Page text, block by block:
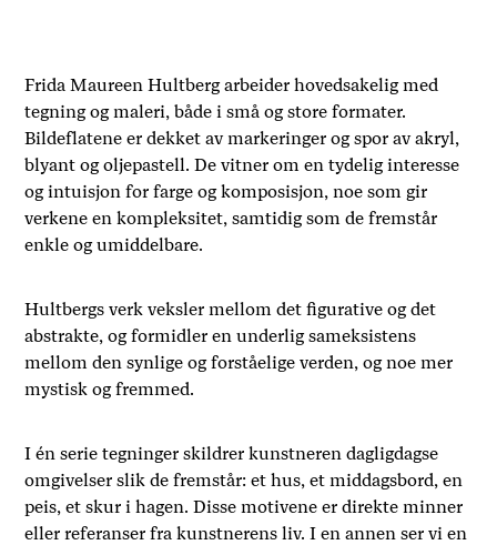
Frida Maureen Hultberg arbeider hovedsakelig med
tegning og maleri, både i små og store formater.
Bildeflatene er dekket av markeringer og spor av akryl,
blyant og oljepastell. De vitner om en tydelig interesse
og intuisjon for farge og komposisjon, noe som gir
verkene en kompleksitet, samtidig som de fremstår
enkle og umiddelbare.
Hultbergs verk veksler mellom det figurative og det
abstrakte, og formidler en underlig sameksistens
mellom den synlige og forståelige verden, og noe mer
mystisk og fremmed.
I én serie tegninger skildrer kunstneren dagligdagse
omgivelser slik de fremstår: et hus, et middagsbord, en
peis, et skur i hagen. Disse motivene er direkte minner
eller referanser fra kunstnerens liv. I en annen ser vi en